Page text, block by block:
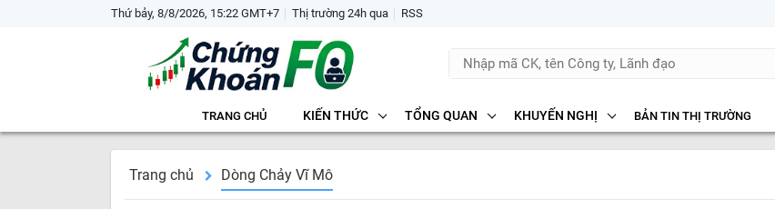
Thứ bảy, 8/8/2026, 15:22 GMT+7 Thị trường 24h qua RSS
TRANG CHỦ KIẾN THỨC TỔNG QUAN KHUYẾN NGHỊ BẢN TIN THỊ TRƯỜNG
Trang chủ Dòng Chảy Vĩ Mô